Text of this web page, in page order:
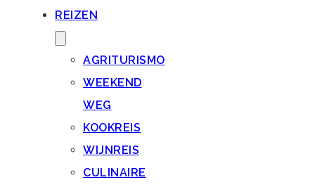
REIZEN
AGRITURISMO
WEEKEND
WEG
KOOKREIS
WIJNREIS
CULINAIRE